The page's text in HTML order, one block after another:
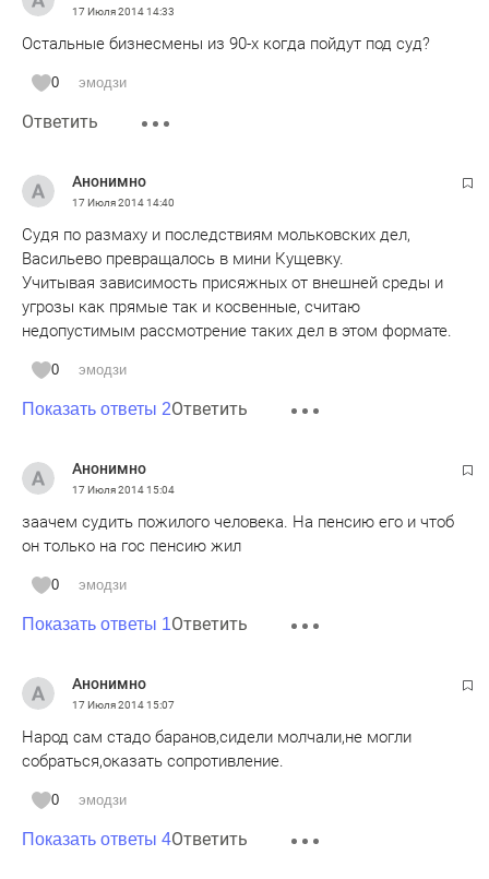
17 Июля 201414:33
Остальные бизнесмены из 90-х когда пойдут под суд?
0 эмодзи
Ответить
Анонимно
17 Июля 201414:40
Судя по размаху и последствиям мольковских дел,
Васильево превращалось в мини Кущевку.
Учитывая зависимость присяжных от внешней среды и
угрозы как прямые так и косвенные, считаю
недопустимым рассмотрение таких дел в этом формате.
0 эмодзи
Показать ответы 2Ответить
Анонимно
17 Июля 201415:04
заачем судить пожилого человека. На пенсию его и чтоб
он только на гос пенсию жил
0 эмодзи
Показать ответы 1Ответить
Анонимно
17 Июля 201415:07
Народ сам стадо баранов,сидели молчали,не могли
собраться,оказать сопротивление.
0 эмодзи
Показать ответы 4Ответить